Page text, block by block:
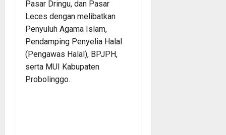
Pasar Dringu, dan Pasar
Leces dengan melibatkan
Penyuluh Agama Islam,
Pendamping Penyelia Halal
(Pengawas Halal), BPJPH,
serta MUI Kabupaten
Probolinggo.